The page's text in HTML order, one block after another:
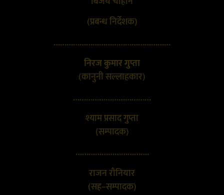
(प्रबन्ध निर्देशक)
………………………………………………
निरज कुमार गुप्ता
(कानुनी सल्लाहकार)
………………………………
श्याम प्रसाद गुप्ता
(सम्पादक)
…………………………….
राजन रौनियार
(सह–सम्पादक)